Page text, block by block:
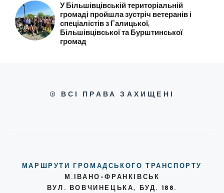
У Більшівцівській територіальній
громаді пройшла зустріч ветеранів і
спеціалістів з Галицької,
Більшівцівської та Бурштинської
громад
© ВСІ ПРАВА ЗАХИЩЕНІ
МАРШРУТИ ГРОМАДСЬКОГО ТРАНСПОРТУ
М.ІВАНО-ФРАНКІВСЬК
ВУЛ. ВОВЧИНЕЦЬКА, БУД. 188.